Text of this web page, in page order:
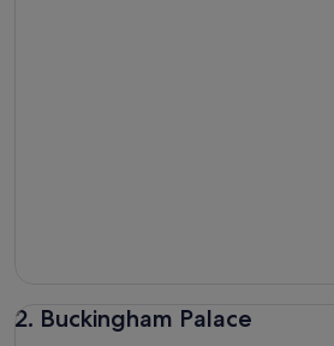
2. Buckingham Palace